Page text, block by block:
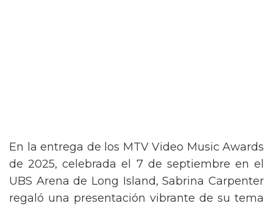
En la entrega de los MTV Video Music Awards
de 2025, celebrada el 7 de septiembre en el
UBS Arena de Long Island, Sabrina Carpenter
regaló una presentación vibrante de su tema